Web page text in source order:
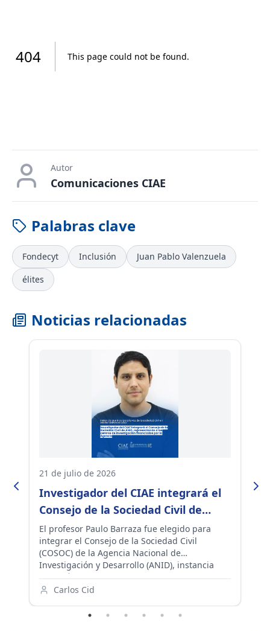
Autor
Comunicaciones CIAE
Palabras clave
Fondecyt Inclusión
Juan Pablo Valenzuela
élites
Noticias relacionadas
21 de julio de 2026
Investigador del CIAE integrará el
Consejo de la Sociedad Civil de
ANID, instancia que aporta a las
políticas de ciencia e investigación
del país
El profesor Paulo Barraza fue elegido para
integrar el Consejo de la Sociedad Civil
(COSOC) de la Agencia Nacional de
Investigación y Desarrollo (ANID), instancia
que reúne a representantes de universidades,
organizaciones de la sociedad civil y centros
participación ciudadana en las políticas,
Carlos Cid